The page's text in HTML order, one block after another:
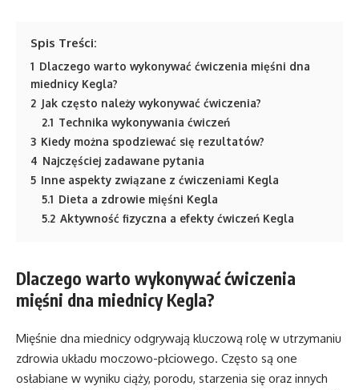
Spis Treści:
1 Dlaczego warto wykonywać ćwiczenia mięśni dna
miednicy Kegla?
2 Jak często należy wykonywać ćwiczenia?
2.1 Technika wykonywania ćwiczeń
3 Kiedy można spodziewać się rezultatów?
4 Najczęściej zadawane pytania
5 Inne aspekty związane z ćwiczeniami Kegla
5.1 Dieta a zdrowie mięśni Kegla
5.2 Aktywność fizyczna a efekty ćwiczeń Kegla
Dlaczego warto wykonywać ćwiczenia
mięśni dna miednicy Kegla?
Mięśnie dna miednicy odgrywają kluczową rolę w utrzymaniu
zdrowia układu moczowo-płciowego. Często są one
osłabiane w wyniku ciąży, porodu, starzenia się oraz innych